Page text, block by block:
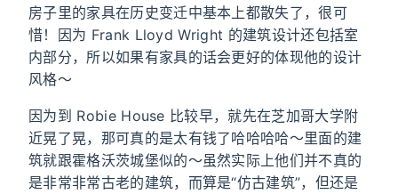
房子里的家具在历史变迁中基本上都散失了，很可
惜！因为 Frank Lloyd Wright 的建筑设计还包括室
内部分，所以如果有家具的话会更好的体现他的设计
风格～
因为到 Robie House 比较早，就先在芝加哥大学附
近晃了晃，那可真的是太有钱了哈哈哈哈～里面的建
筑就跟霍格沃茨城堡似的～虽然实际上他们并不真的
是非常非常古老的建筑，而算是“仿古建筑”，但还是